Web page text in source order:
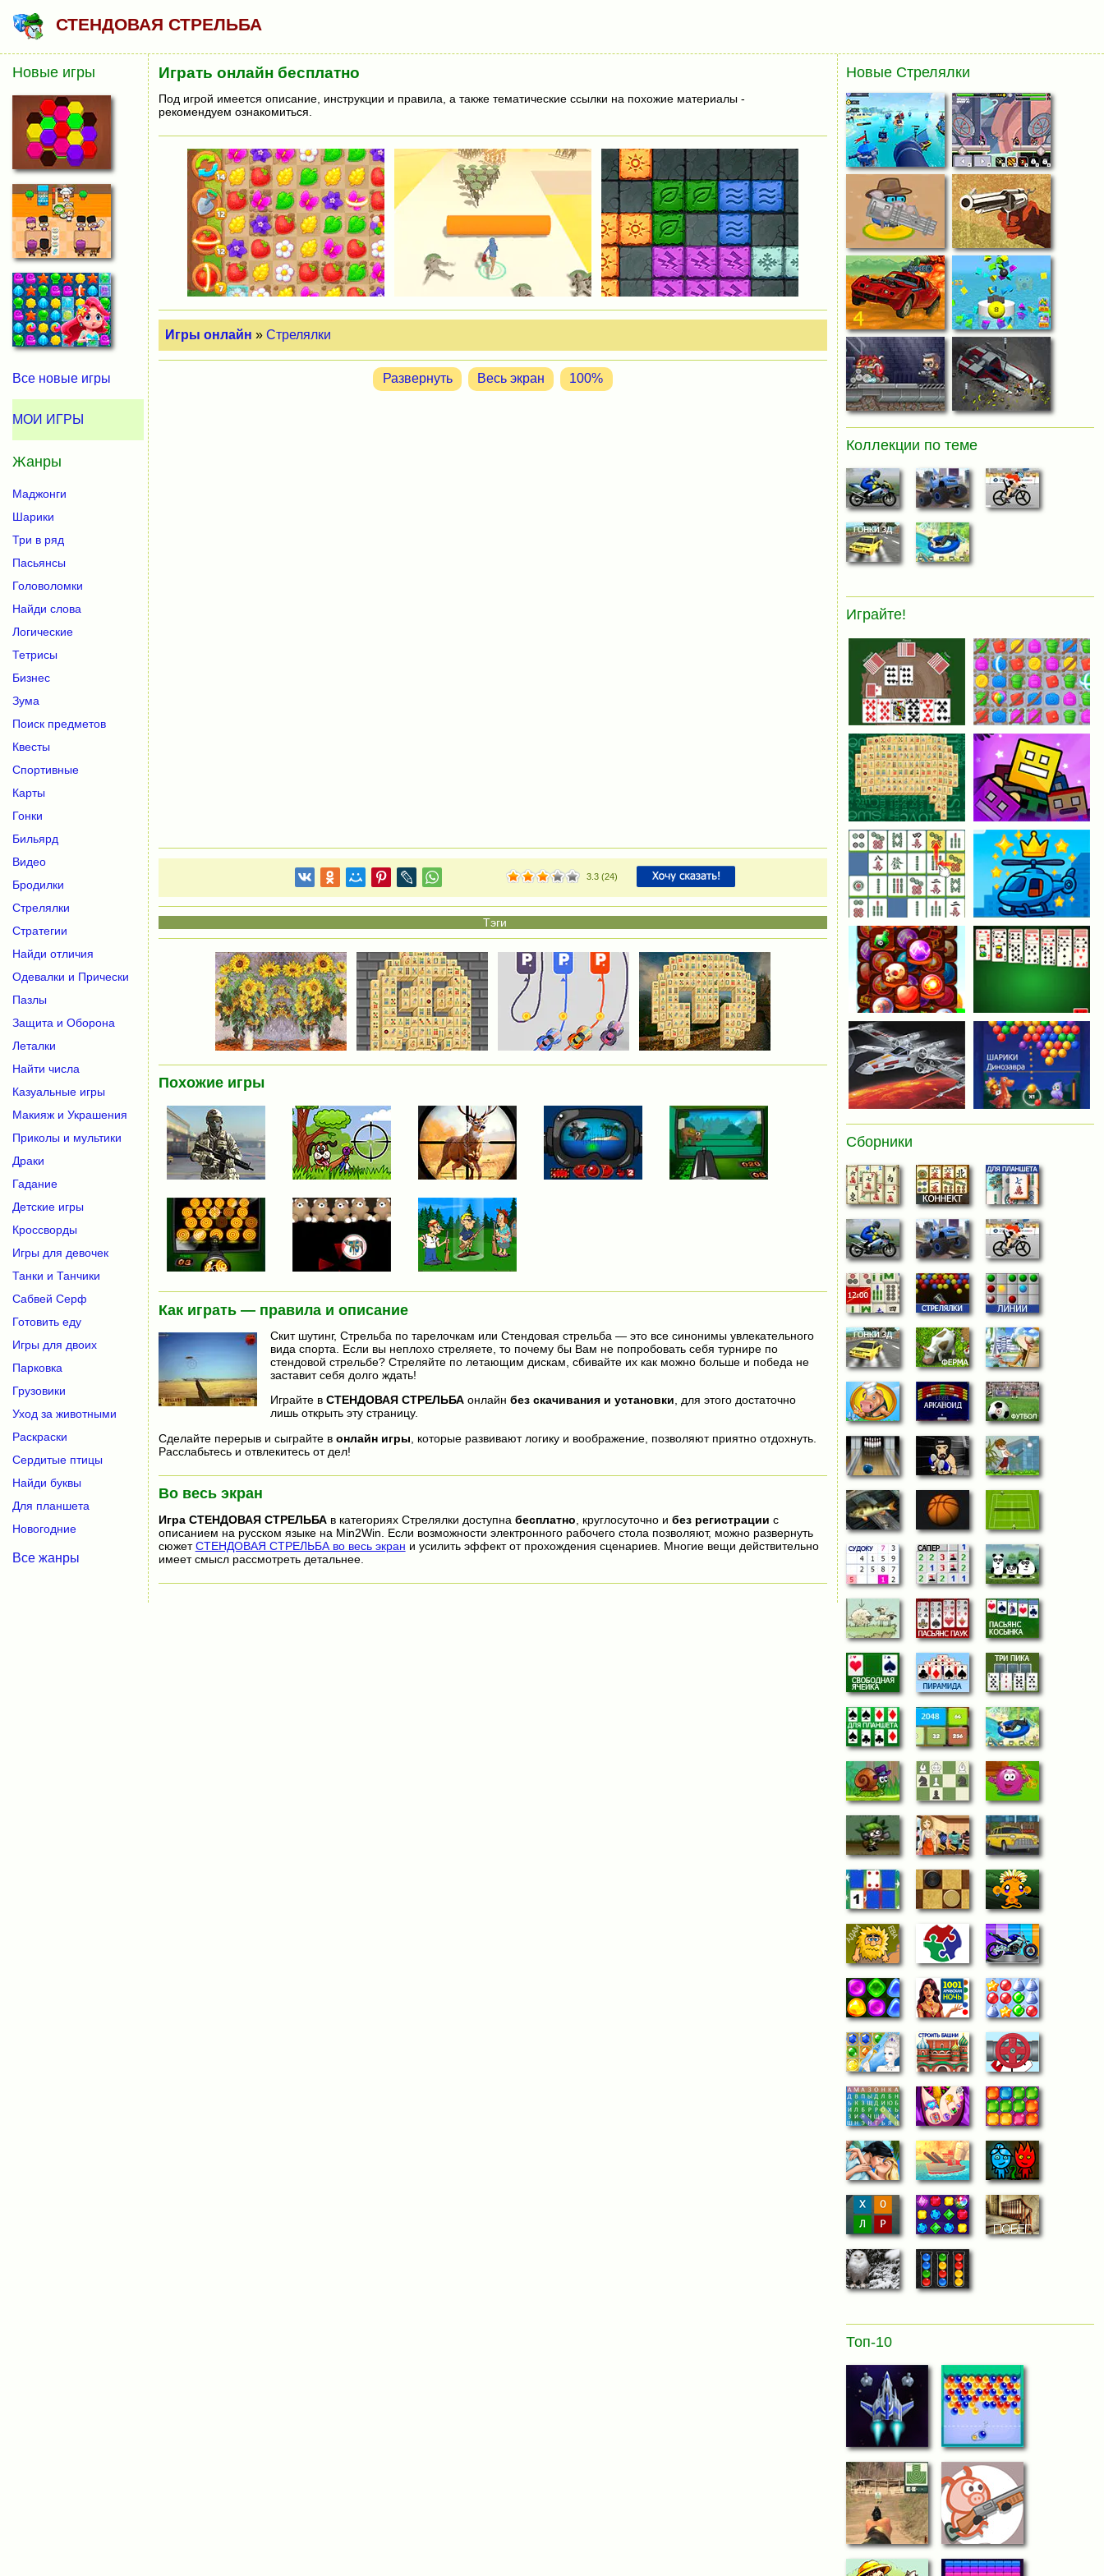
СТЕНДОВАЯ СТРЕЛЬБА
Играть онлайн бесплатно
Под игрой имеется описание, инструкции и правила, а также тематические ссылки на похожие материалы -
рекомендуем ознакомиться.
Игры онлайн » Стрелялки
Развернуть Весь экран 100%
3.3 (24)
Похожие игры
Как играть — правила и описание
Скит шутинг, Стрельба по тарелочкам или Стендовая стрельба — это все синонимы увлекательного
вида спорта. Если вы неплохо стреляете, то почему бы Вам не попробовать себя турнире по
стендовой стрельбе? Стреляйте по летающим дискам, сбивайте их как можно больше и победа не
заставит себя долго ждать!
Играйте в СТЕНДОВАЯ СТРЕЛЬБАонлайн без скачивания и установки, для этого достаточно
лишь открыть эту страницу.
Сделайте перерыв и сыграйте в онлайн игры , которые развивают логику и воображение, позволяют приятно отдохнуть.
Расслабьтесь и отвлекитесь от дел!
Во весь экран
Игра СТЕНДОВАЯ СТРЕЛЬБАв категориях Стрелялки доступна бесплатно , круглосуточно и без регистрации с
описанием на русском языке на Min2Win. Если возможности электронного рабочего стола позволяют, можно развернуть
сюжетСТЕНДОВАЯ СТРЕЛЬБА во весь экран и усилить эффект от прохождения сценариев. Многие вещи действительно
имеет смысл рассмотреть детальнее.
Новые игры
Все новые игры
МОИ ИГРЫ
Жанры
Маджонги
Шарики
Три в ряд
Пасьянсы
Головоломки
Найди слова
Логические
Тетрисы
Бизнес
Зума
Поиск предметов
Квесты
Спортивные
Карты
Гонки
Бильярд
Видео
Бродилки
Стрелялки
Стратегии
Найди отличия
Одевалки и Прически
Пазлы
Защита и Оборона
Леталки
Найти числа
Казуальные игры
Макияж и Украшения
Приколы и мультики
Драки
Гадание
Детские игры
Кроссворды
Игры для девочек
Танки и Танчики
Сабвей Серф
Готовить еду
Игры для двоих
Парковка
Грузовики
Уход за животными
Раскраски
Сердитые птицы
Найди буквы
Для планшета
Новогодние
Все жанры
Новые Стрелялки
Коллекции по теме
Играйте!
Сборники
Топ-10